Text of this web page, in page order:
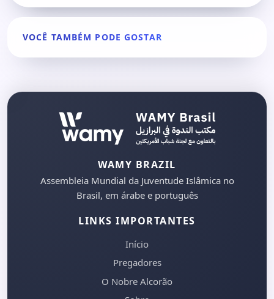
VOCÊ TAMBÉM PODE GOSTAR
WAMY BRAZIL
Assembleia Mundial da Juventude Islâmica no
Brasil, em árabe e português
LINKS IMPORTANTES
Início
Pregadores
O Nobre Alcorão